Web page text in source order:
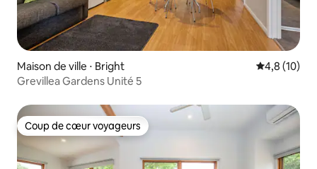
Maison de ville ⋅ Bright Évaluation
4,8 (10)
Grevillea Gardens Unité 5
Coup de cœur voyageurs
Coup de cœur voyageurs